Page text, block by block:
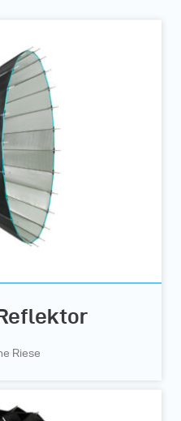
Riese